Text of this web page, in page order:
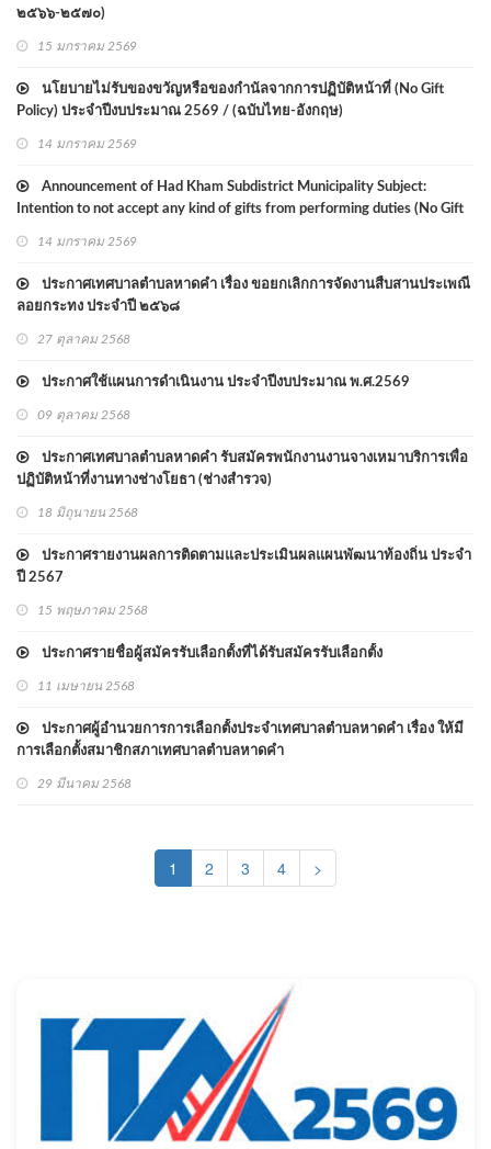
๒๕๖๖-๒๕๗๐)
15 มกราคม 2569
นโยบายไม่รับของขวัญหรือของกำนัลจากการปฏิบัติหน้าที่ (No Gift
Policy) ประจำปีงบประมาณ 2569 / (ฉบับไทย-อังกฤษ)
14 มกราคม 2569
Announcement of Had Kham Subdistrict Municipality Subject:
Intention to not accept any kind of gifts from performing duties (No Gift
14 มกราคม 2569
ประกาศเทศบาลตำบลหาดคำ เรื่อง ขอยกเลิกการจัดงานสืบสานประเพณี
ลอยกระทง ประจำปี ๒๕๖๘
27 ตุลาคม 2568
ประกาศใช้แผนการดำเนินงาน ประจำปีงบประมาณ พ.ศ.2569
09 ตุลาคม 2568
ประกาศเทศบาลตำบลหาดคำ รับสมัครพนักงานงานจางเหมาบริการเพื่อ
ปฏิบัติหน้าที่งานทางช่างโยธา (ช่างสำรวจ)
18 มิถุนายน 2568
ประกาศรายงานผลการติดตามและประเมินผลแผนพัฒนาท้องถิ่น ประจำ
ปี 2567
15 พฤษภาคม 2568
ประกาศรายชื่อผู้สมัครรับเลือกตั้งที่ได้รับสมัครรับเลือกตั้ง
11 เมษายน 2568
ประกาศผู้อำนวยการการเลือกตั้งประจำเทศบาลตำบลหาดคำ เรื่อง ให้มี
การเลือกตั้งสมาชิกสภาเทศบาลตำบลหาดคำ
29 มีนาคม 2568
1 (current)
2 3 4 >